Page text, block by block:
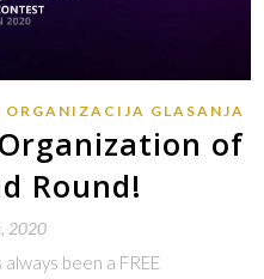
ORGANIZACIJA GLASANJA
of
Round!
2020
been a FREE